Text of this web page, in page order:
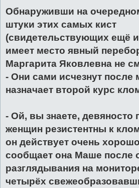
Обнаруживши на
штуки этих самых кист
(свидетельствующих ещё
имеет место явный
Маргарита Яковлевна не
- Они сами исчезнут после
назначает второй курс
- Ой, вы знаете, девяносто
женщин резистентны к
он действует очень
сообщает она Маше после
разглядывания на
четырёх